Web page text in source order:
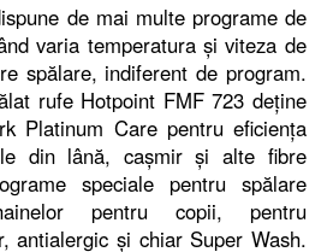
de mai multe programe de
varia temperatura şi viteza de
spălare, indiferent de program.
rufe Hotpoint FMF 723 deţine
Platinum Care pentru eficienţa
din lână, caşmir şi alte fibre
speciale pentru spălare
pentru copii, pentru
antialergic şi chiar Super Wash.